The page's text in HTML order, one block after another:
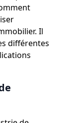
Il
différentes